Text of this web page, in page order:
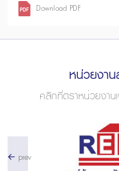
Download PDF
หน่วยงา
คลิกที่ตราหน่วยงาน
prev